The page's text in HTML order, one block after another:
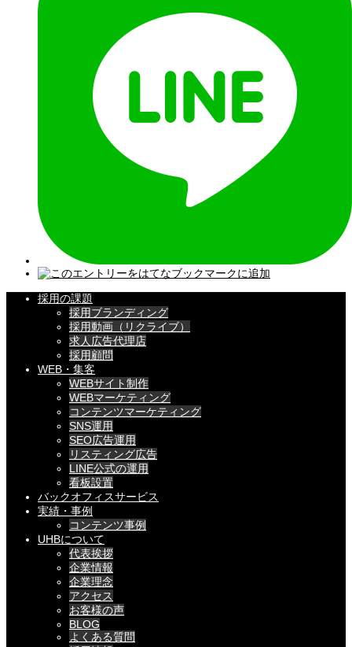
採用の課題
採用ブランディング
採用動画（リクライブ）
求人広告代理店
採用顧問
WEB・集客
WEBサイト制作
WEBマーケティング
コンテンツマーケティング
SNS運用
SEO広告運用
リスティング広告
LINE公式の運用
看板設置
バックオフィスサービス
実績・事例
コンテンツ事例
UHBについて
代表挨拶
企業情報
企業理念
アクセス
お客様の声
BLOG
よくある質問